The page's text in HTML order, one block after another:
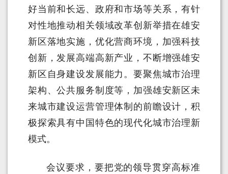
好当前和长远、政府和市场等关系，有针
对性地推动相关领域改革创新举措在雄安
新区落地实施，优化营商环境，加强科技
创新，发展高端高新产业，不断增强雄安
新区自身建设发展能力。要聚焦城市治理
架构、公共服务制度等，加强雄安新区未
来城市建设运营管理体制的前瞻设计，积
极探索具有中国特色的现代化城市治理新
模式。
会议要求，要把党的领导贯穿高标准